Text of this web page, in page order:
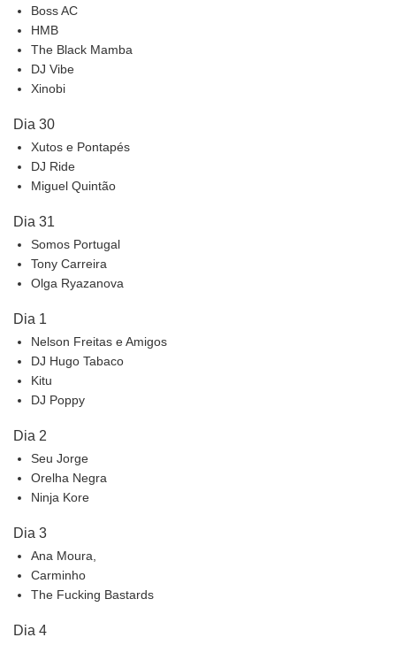
Boss AC
HMB
The Black Mamba
DJ Vibe
Xinobi
Dia 30
Xutos e Pontapés
DJ Ride
Miguel Quintão
Dia 31
Somos Portugal
Tony Carreira
Olga Ryazanova
Dia 1
Nelson Freitas e Amigos
DJ Hugo Tabaco
Kitu
DJ Poppy
Dia 2
Seu Jorge
Orelha Negra
Ninja Kore
Dia 3
Ana Moura,
Carminho
The Fucking Bastards
Dia 4